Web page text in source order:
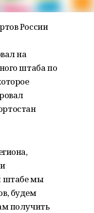
России
на
штаба по
штабе мы
будем
получить